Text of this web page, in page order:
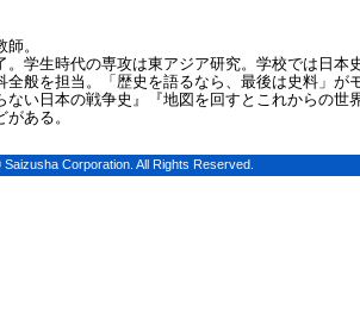
。
。学生時代の専攻は東アジア研究。学校では日本
全般を担当。「歴史を語るなら、最後は史料」が
ない日本の戦争史』『地図を回すとこれからの世
ある。
Corporation. All Rights Reserved.